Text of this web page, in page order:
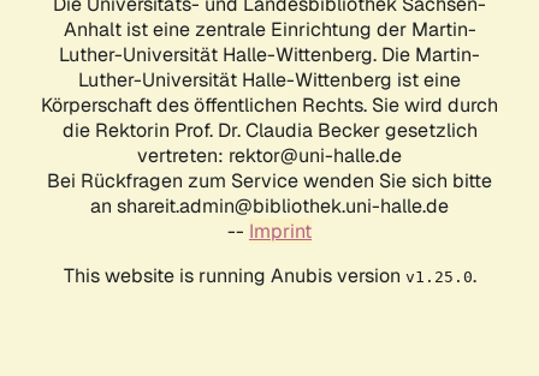
Anhalt ist eine zentrale Einrichtung der Martin-
Luther-Universität Halle-Wittenberg. Die Martin-
Luther-Universität Halle-Wittenberg ist eine
Körperschaft des öffentlichen Rechts. Sie wird durch
die Rektorin Prof. Dr. Claudia Becker gesetzlich
vertreten: rektor@uni-halle.de
Bei Rückfragen zum Service wenden Sie sich bitte
an shareit.admin@bibliothek.uni-halle.de
-- Imprint
This website is running Anubis version v1.25.0.